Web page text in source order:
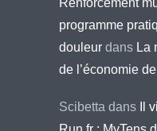
programme
douleur dans La
de l’économie
Scibetta dans
Il